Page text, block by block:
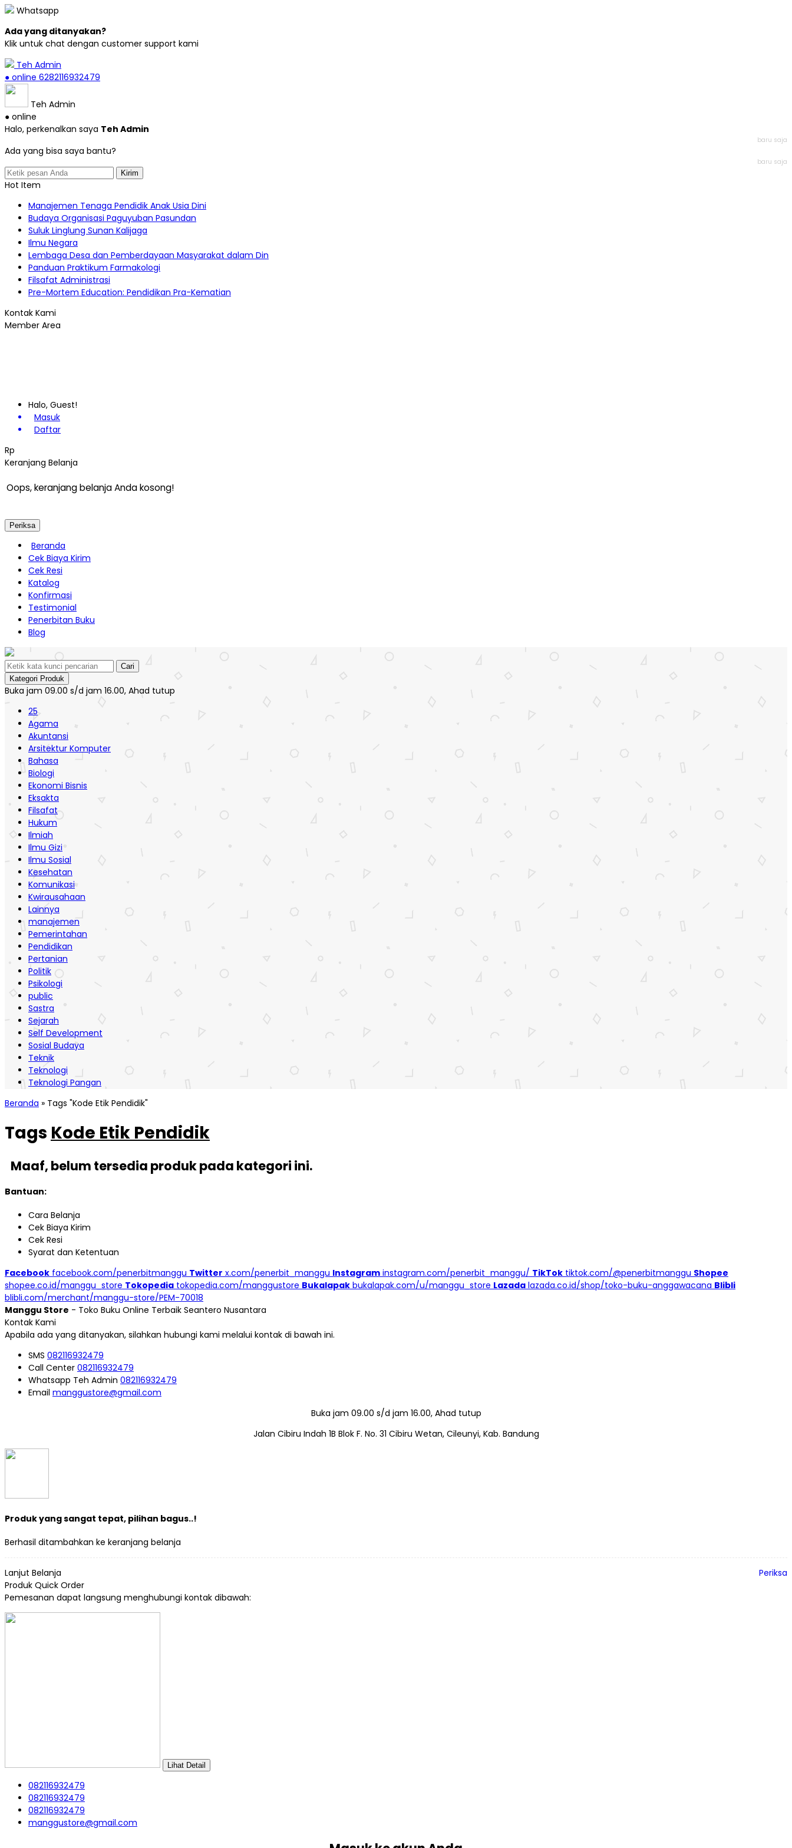
Whatsapp
Ada yang ditanyakan?
Klik untuk chat dengan customer support kami
Teh Admin
● online 6282116932479
Teh Admin
● online
Halo, perkenalkan saya Teh Admin
baru saja
Ada yang bisa saya bantu?
baru saja
Kirim
Hot Item
Manajemen Tenaga Pendidik Anak Usia Dini
Budaya Organisasi Paguyuban Pasundan
Suluk Linglung Sunan Kalijaga
Ilmu Negara
Lembaga Desa dan Pemberdayaan Masyarakat dalam Din
Panduan Praktikum Farmakologi
Filsafat Administrasi
Pre-Mortem Education: Pendidikan Pra-Kematian
Kontak Kami
Member Area
Halo, Guest!
Masuk
Daftar
Rp
Keranjang Belanja
Oops, keranjang belanja Anda kosong!
Periksa
Beranda
Cek Biaya Kirim
Cek Resi
Katalog
Konfirmasi
Testimonial
Penerbitan Buku
Blog
Cari
Kategori Produk
Buka jam 09.00 s/d jam 16.00, Ahad tutup
25
Agama
Akuntansi
Arsitektur Komputer
Bahasa
Biologi
Ekonomi Bisnis
Eksakta
Filsafat
Hukum
Ilmiah
Ilmu Gizi
Ilmu Sosial
Kesehatan
Komunikasi
Kwirausahaan
Lainnya
manajemen
Pemerintahan
Pendidikan
Pertanian
Politik
Psikologi
public
Sastra
Sejarah
Self Development
Sosial Budaya
Teknik
Teknologi
Teknologi Pangan
Beranda » Tags "Kode Etik Pendidik"
Tags Kode Etik Pendidik
Maaf, belum tersedia produk pada kategori ini.
Bantuan:
Cara Belanja
Cek Biaya Kirim
Cek Resi
Syarat dan Ketentuan
Facebook facebook.com/penerbitmanggu Twitter x.com/penerbit_manggu Instagram instagram.com/penerbit_manggu/ TikTok tiktok.com/@penerbitmanggu Shopee
shopee.co.id/manggu_store Tokopedia tokopedia.com/manggustore Bukalapak bukalapak.com/u/manggu_store Lazada lazada.co.id/shop/toko-buku-anggawacana Blibli
blibli.com/merchant/manggu-store/PEM-70018
Manggu Store - Toko Buku Online Terbaik Seantero Nusantara
Kontak Kami
Apabila ada yang ditanyakan, silahkan hubungi kami melalui kontak di bawah ini.
SMS 082116932479
Call Center 082116932479
Whatsapp Teh Admin 082116932479
Email manggustore@gmail.com
Buka jam 09.00 s/d jam 16.00, Ahad tutup
Jalan Cibiru Indah 1B Blok F. No. 31 Cibiru Wetan, Cileunyi, Kab. Bandung
Produk yang sangat tepat, pilihan bagus..!
Berhasil ditambahkan ke keranjang belanja
Lanjut Belanja
Periksa
Produk Quick Order
Pemesanan dapat langsung menghubungi kontak dibawah:
Lihat Detail
082116932479
082116932479
082116932479
manggustore@gmail.com